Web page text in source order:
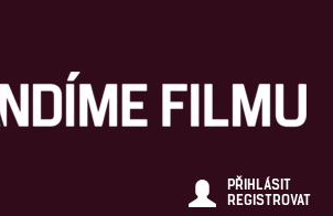
PŘIHLÁSIT
REGISTROVAT